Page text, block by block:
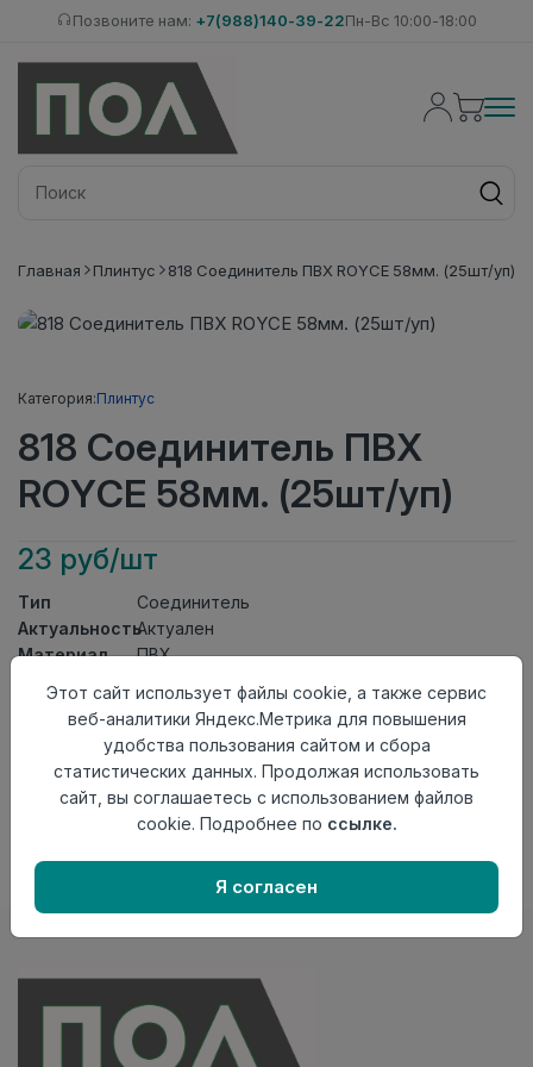
Позвоните нам: +7(988)140-39-22Пн-Вс 10:00-18:00
Главная Плинтус 818 Соединитель ПВХ ROYCE 58мм. (25шт/уп)
Категория:Плинтус
818 Соединитель ПВХ
ROYCE 58мм. (25шт/уп)
23 руб/шт
Тип
Соединитель
АктуальностьАктуален
Материал
ПВХ
Осталось131 шт
Добавить в корзину
Внимание! Внешний вид товара может отличаться от
представленного на настоящем сайте. Проверяйте
наличие необходимых характеристик и комплектации
Этот сайт использует файлы cookie, а также сервис
веб-аналитики Яндекс.Метрика для повышения
удобства пользования сайтом и сбора
статистических данных. Продолжая использовать
сайт, вы соглашаетесь с использованием файлов
cookie. Подробнее по ссылке.
Я согласен